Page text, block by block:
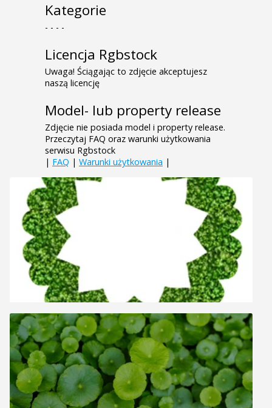
Kategorie
- - - -
Licencja Rgbstock
Uwaga! Ściągając to zdjęcie akceptujesz
naszą licencję
Model- lub property release
Zdjęcie nie posiada model i property release.
Przeczytaj FAQ oraz warunki użytkowania
serwisu Rgbstock
| FAQ | Warunki użytkowania |